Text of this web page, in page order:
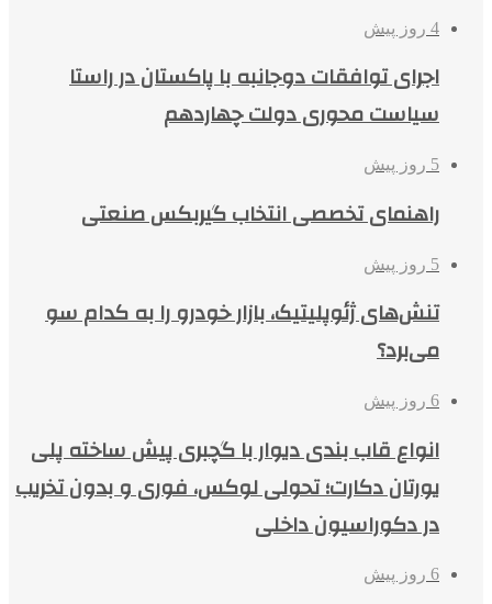
4 روز پیش
اجرای توافقات دوجانبه با پاکستان در راستا
سیاست محوری دولت چهاردهم
5 روز پیش
راهنمای تخصصی انتخاب گیربکس صنعتی
5 روز پیش
تنش‌های ژئوپلیتیک، بازار خودرو را به کدام سو
می‌برد؟
6 روز پیش
انواع قاب بندی دیوار با گچبری پیش ساخته پلی
یورتان دکارت؛ تحولی لوکس، فوری و بدون تخریب
در دکوراسیون داخلی
6 روز پیش